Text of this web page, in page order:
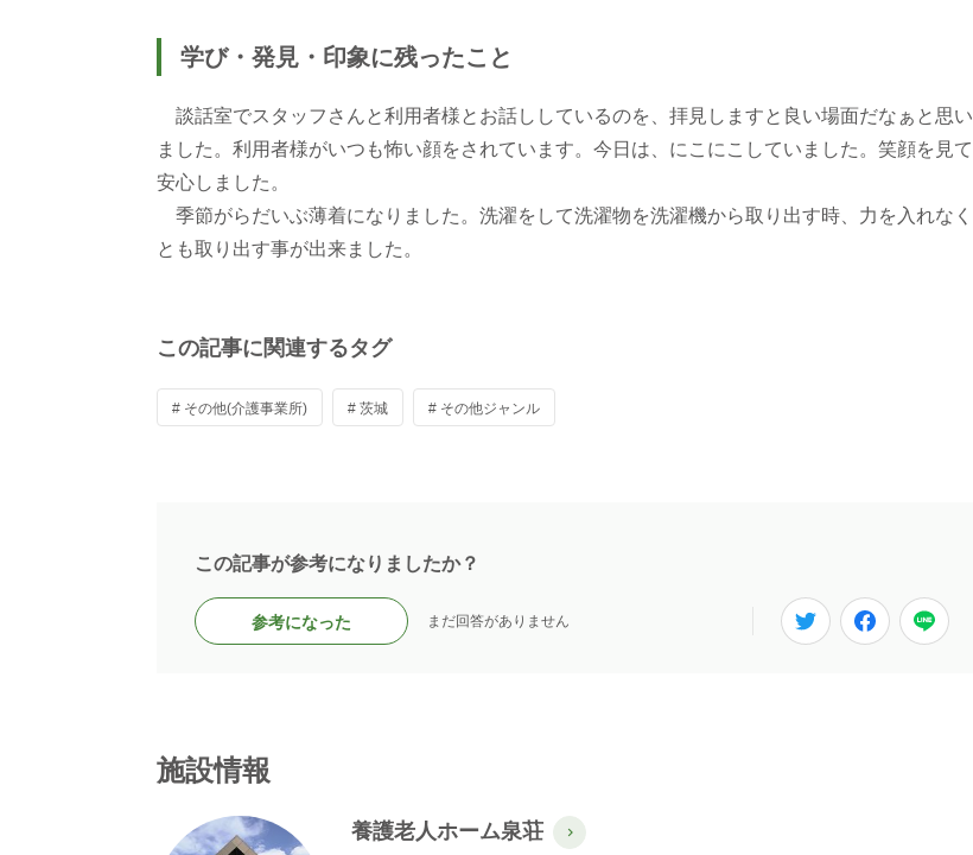
学び・発見・印象に残ったこと
談話室でスタッフさんと利用者様とお話ししているのを、拝見しますと良い場面だなぁと思い
ました。利用者様がいつも怖い顔をされています。今日は、にこにこしていました。笑顔を見て
安心しました。
季節がらだいぶ薄着になりました。洗濯をして洗濯物を洗濯機から取り出す時、力を入れなく
とも取り出す事が出来ました。
この記事に関連するタグ
# その他(介護事業所) # 茨城 # その他ジャンル
この記事が参考になりましたか？
参考になった まだ回答がありません
施設情報
養護老人ホーム泉荘